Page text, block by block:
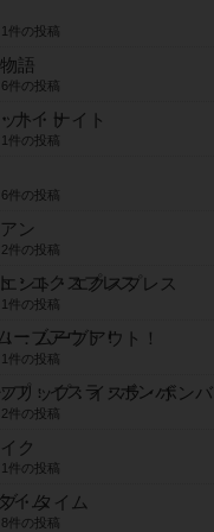
1件の投稿
語
6件の投稿
ト・ナイト
1件の投稿
6件の投稿
ン
2件の投稿
ント・エクスプレス
1件の投稿
：ムーブアウト！
1件の投稿
リップ：イスラ・ボンバ
2件の投稿
ク
1件の投稿
・タイム
8件の投稿